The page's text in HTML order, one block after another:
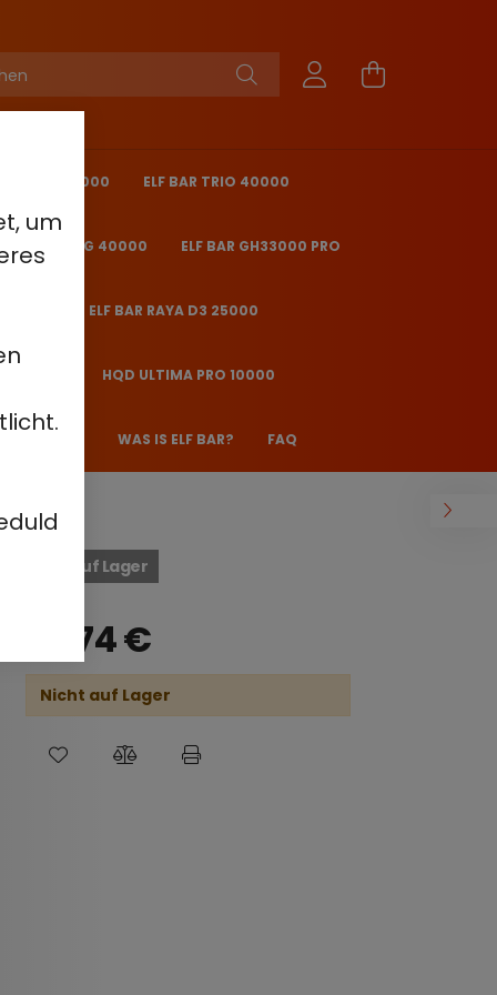
um
PRO 40000 ELF BAR TRIO 40000
BAR ICE KING 40000 ELF BAR GH33000 PRO
ELF BAR RAYA D3 25000
HQD ULTIMA PRO 10000
WAS IS ELF BAR? FAQ
Nicht auf Lager
39,74€
Nicht auf Lager